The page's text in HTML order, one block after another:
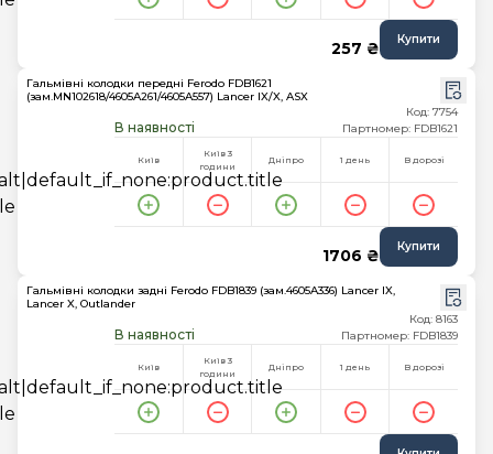
257 ₴ Купити
Гальмівні колодки передні Ferodo FDB1621
(зам.MN102618/4605A261/4605A557) Lancer IX/X, ASX
В наявності
Код: 7754
Партномер: FDB1621
Київ
Київ 3
години
Дніпро 1 день В дорозі
1706 ₴ Купити
Гальмівні колодки задні Ferodo FDB1839 (зам.4605A336) Lancer IX,
Lancer X, Outlander
В наявності
Код: 8163
Партномер: FDB1839
Київ
Київ 3
години
Дніпро 1 день В дорозі